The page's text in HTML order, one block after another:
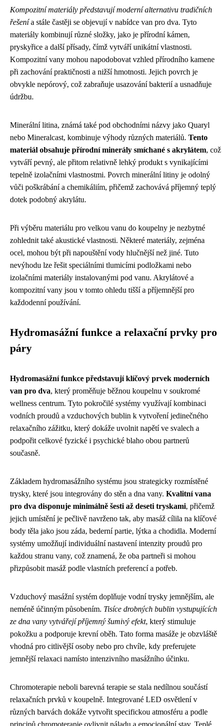
Kompozitní materiály představují moderní alternativu tradičních
řešenía stále častěji se objevují v nabídce van pro dva. Tyto
materiály kombinují různé složky, jako je přírodní kámen,
pryskyřice a další přísady, čímž vytváří unikátní vlastnosti.
Kompozitní vany mohou napodobovat vzhled přírodního kamene
při zachování praktičnosti a nižší hmotnosti. Jejich povrch je
obvykle nepórový, což zabraňuje usazování bakterií a usnadňuje
údržbu.
Minerální litina, známá také pod obchodními názvy jako Quaryl
nebo Mineralcast, kombinuje výhody různých materiálů. Tento
materiál obsahuje přírodní minerály smíchané s akrylátem, což
vytváří pevný, ale přitom relativně lehký produkt s vynikajícími
tepelně izolačními vlastnostmi. Povrch minerální litiny je odolný
vůči poškrábání a chemikáliím, přičemž zachovává příjemný teplý
dotek podobný akrylátu.
Při výběru materiálu pro velkou vanu do koupelny je nezbytné
zohlednit také akustické vlastnosti. Některé materiály, zejména
ocel, mohou být při napouštění vody hlučnější než jiné. Tuto
nevýhodu lze řešit speciálními tlumicími podložkami nebo
izolačními materiály instalovanými pod vanu. Akrylátové a
kompozitní vany jsou v tomto ohledu tišší a příjemnější pro
každodenní používání.
Hydromasážní funkce a relaxační prvky pro
páry
Hydromasážní funkce představují klíčový prvek moderních
van pro dva, který proměňuje běžnou koupelnu v soukromé
wellness centrum. Tyto pokročilé systémy využívají kombinaci
vodních proudů a vzduchových bublin k vytvoření jedinečného
relaxačního zážitku, který dokáže uvolnit napětí ve svalech a
podpořit celkové fyzické i psychické blaho obou partnerů
současně.
Základem hydromasážního systému jsou strategicky rozmístěné
trysky, které jsou integrovány do stěn a dna vany. Kvalitní vana
pro dva disponuje minimálně šesti až deseti tryskami, přičemž
jejich umístění je pečlivě navrženo tak, aby masáž cílila na klíčové
body těla jako jsou záda, bederní partie, lýtka a chodidla. Moderní
systémy umožňují individuální nastavení intenzity proudů pro
každou stranu vany, což znamená, že oba partneři si mohou
přizpůsobit masáž podle vlastních preferencí a potřeb.
Vzduchový masážní systém doplňuje vodní trysky jemnějším, ale
neméně účinným působením. Tisíce drobných bublin vystupujících
ze dna vany vytvářejí příjemný šumivý efekt, který stimuluje
pokožku a podporuje krevní oběh. Tato forma masáže je obzvláště
vhodná pro citlivější osoby nebo pro chvíle, kdy preferujete
jemnější relaxaci namísto intenzivního masážního účinku.
Chromoterapie neboli barevná terapie se stala nedílnou součástí
relaxačních prvků v koupelně. Integrované LED osvětlení v
různých barvách dokáže vytvořit specifickou atmosféru a podle